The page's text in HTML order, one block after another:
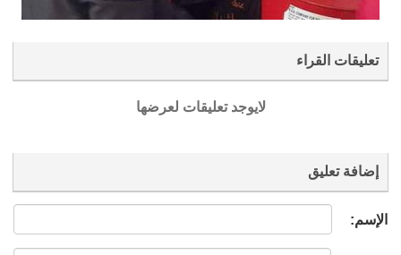
تعليقات القراء
لايوجد تعليقات لعرضها
إضافة تعليق
الإسم: